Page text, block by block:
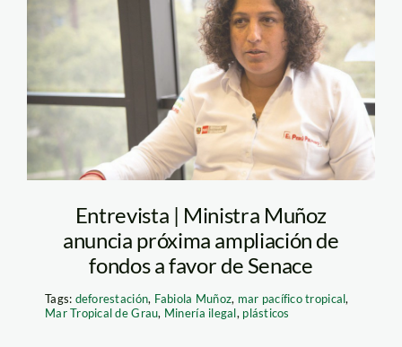
Entrevista | Ministra Muñoz
anuncia próxima ampliación de
fondos a favor de Senace
Tags: deforestación, Fabiola Muñoz, mar pacífico tropical,
Mar Tropical de Grau, Minería ilegal, plásticos